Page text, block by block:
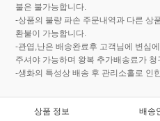
불은 불가능합니다.
-상품의 불량 파손 주문내역과 다른 상
환불이 가능합니다.
-관엽,난은 배송완료후 고객님에 변심
주셔야 가능하며 왕복 추가배송료가 청
-생화의 특성상 배송 후 관리소홀로 인
상품 정보 배송